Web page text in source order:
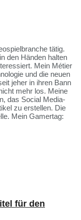
tätig.
den Händen halten
Mein Métier
und die neuen
jeher in ihren Bann
mehr los. Meine
das Social Media-
zu erstellen. Die
Mein Gamertag:
für den